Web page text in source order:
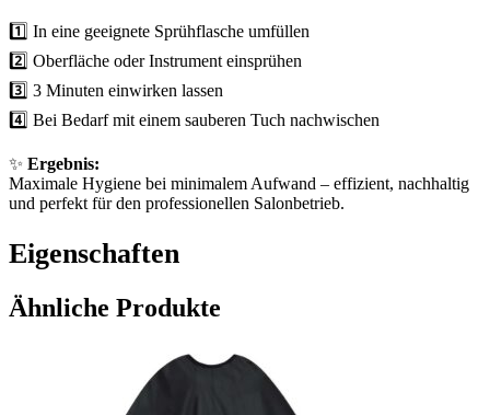
1️⃣ In eine geeignete Sprühflasche umfüllen
2️⃣ Oberfläche oder Instrument einsprühen
3️⃣ 3 Minuten einwirken lassen
4️⃣ Bei Bedarf mit einem sauberen Tuch nachwischen
✨ Ergebnis:
Maximale Hygiene bei minimalem Aufwand – effizient, nachhaltig
und perfekt für den professionellen Salonbetrieb.
Eigenschaften
Ähnliche Produkte